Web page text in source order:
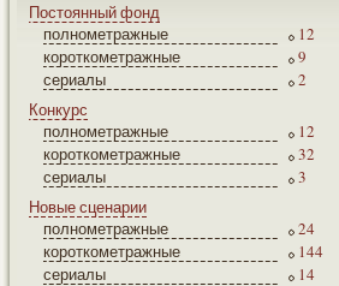
Постоянный фонд
полнометражные
12
короткометражные
9
сериалы
2
Конкурс
полнометражные
12
короткометражные
32
сериалы
3
Новые сценарии
полнометражные
24
короткометражные
144
сериалы
14